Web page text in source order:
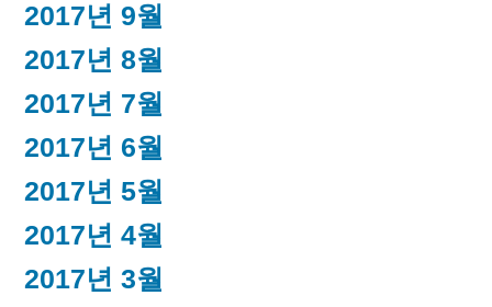
2017년 9월
2017년 8월
2017년 7월
2017년 6월
2017년 5월
2017년 4월
2017년 3월